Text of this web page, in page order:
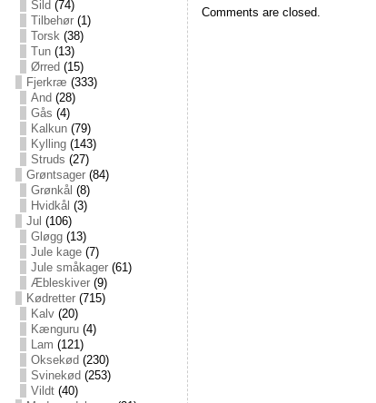
Sild (74)
Tilbehør(1)
Torsk(38)
Tun(13)
Ørred (15)
Fjerkræ (333)
And (28)
Gås (4)
Kalkun(79)
Kylling(143)
Struds (27)
Grøntsager(84)
Grønkål (8)
Hvidkål (3)
Jul (106)
Gløgg(13)
Jule kage(7)
Jule småkager(61)
Æbleskiver(9)
Kødretter(715)
Kalv(20)
Kænguru(4)
Lam (121)
Oksekød (230)
Svinekød (253)
Vildt(40)
Comments are closed.